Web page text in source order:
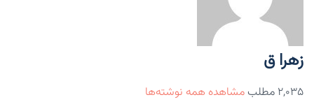
زهرا ق
۲,۰۳۵ مطلب
مشاهده همه نوشته‌ها